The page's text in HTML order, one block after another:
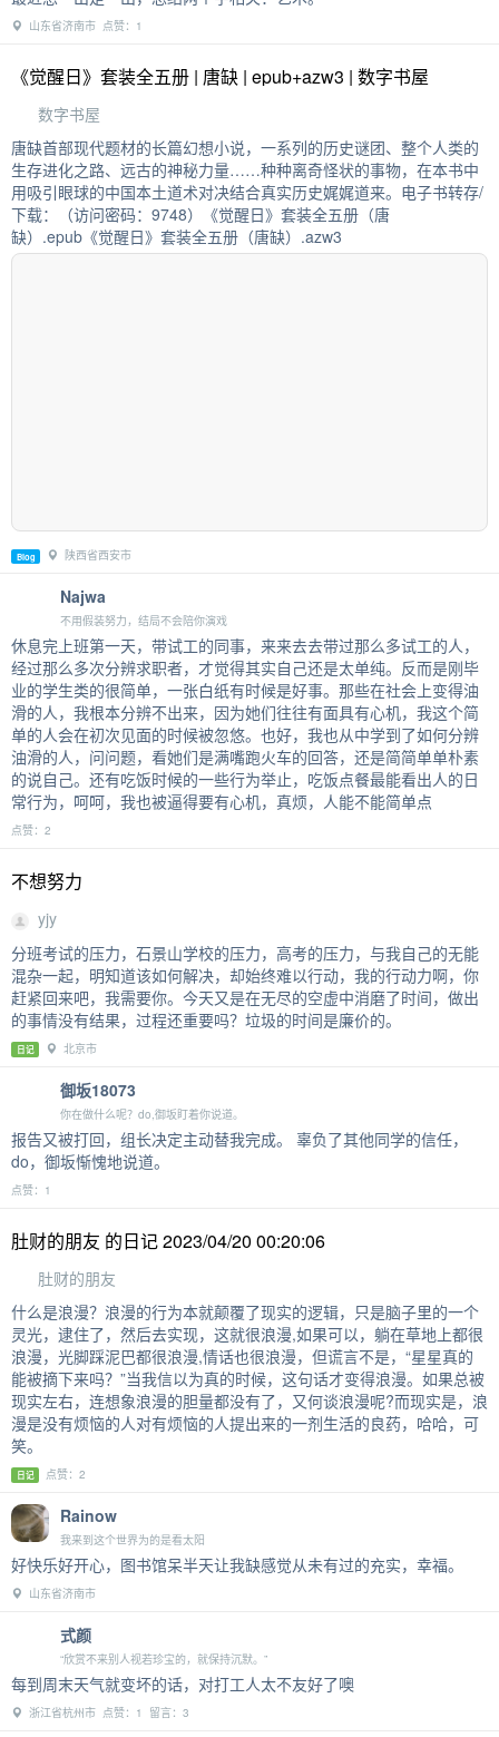
山东省济南市 点赞：1
《觉醒日》套装全五册 | 唐缺 | epub+azw3 | 数字书屋
数字书屋
唐缺首部现代题材的长篇幻想小说，一系列的历史谜团、整个人类的
生存进化之路、远古的神秘力量……种种离奇怪状的事物，在本书中
用吸引眼球的中国本土道术对决结合真实历史娓娓道来。电子书转存/
下载：（访问密码：9748）《觉醒日》套装全五册（唐
缺）.epub《觉醒日》套装全五册（唐缺）.azw3
Blog 陕西省西安市
Najwa
不用假装努力，结局不会陪你演戏
休息完上班第一天，带试工的同事，来来去去带过那么多试工的人，
经过那么多次分辨求职者，才觉得其实自己还是太单纯。反而是刚毕
业的学生类的很简单，一张白纸有时候是好事。那些在社会上变得油
滑的人，我根本分辨不出来，因为她们往往有面具有心机，我这个简
单的人会在初次见面的时候被忽悠。也好，我也从中学到了如何分辨
油滑的人，问问题，看她们是满嘴跑火车的回答，还是简简单单朴素
的说自己。还有吃饭时候的一些行为举止，吃饭点餐最能看出人的日
常行为，呵呵，我也被逼得要有心机，真烦，人能不能简单点
点赞：2
不想努力
yjy
分班考试的压力，石景山学校的压力，高考的压力，与我自己的无能
混杂一起，明知道该如何解决，却始终难以行动，我的行动力啊，你
赶紧回来吧，我需要你。今天又是在无尽的空虚中消磨了时间，做出
的事情没有结果，过程还重要吗？垃圾的时间是廉价的。
日记 北京市
御坂18073
你在做什么呢？do,御坂盯着你说道。
报告又被打回，组长决定主动替我完成。 辜负了其他同学的信任，
do，御坂惭愧地说道。
点赞：1
肚财的朋友 的日记 2023/04/20 00:20:06
肚财的朋友
什么是浪漫？浪漫的行为本就颠覆了现实的逻辑，只是脑子里的一个
灵光，逮住了，然后去实现，这就很浪漫,如果可以，躺在草地上都很
浪漫，光脚踩泥巴都很浪漫,情话也很浪漫，但谎言不是，“星星真的
能被摘下来吗？”当我信以为真的时候，这句话才变得浪漫。如果总被
现实左右，连想象浪漫的胆量都没有了，又何谈浪漫呢?而现实是，浪
漫是没有烦恼的人对有烦恼的人提出来的一剂生活的良药，哈哈，可
笑。
日记 点赞：2
Rainow
我来到这个世界为的是看太阳
好快乐好开心，图书馆呆半天让我缺感觉从未有过的充实，幸福。
山东省济南市
式颜
“欣赏不来别人视若珍宝的，就保持沉默。”
每到周末天气就变坏的话，对打工人太不友好了噢
浙江省杭州市 点赞：1 留言：3